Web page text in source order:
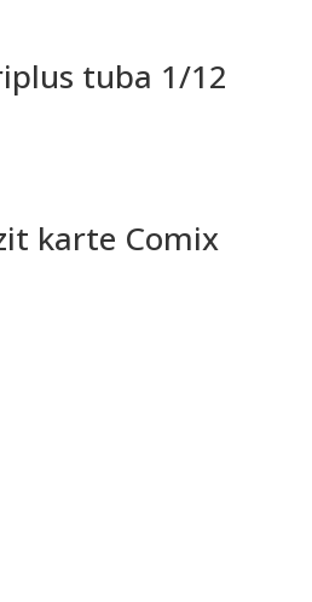
tuba 1/12
karte Comix